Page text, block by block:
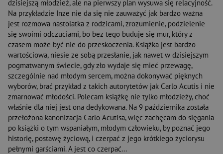
dzisiejszą młodzież, ale na pierwszy plan wysuwa się relacyjność.
Na przykładzie Inze nie da się nie zauważyć jak bardzo ważna
jest rozmowa nastolatka z rodzicami, zrozumienie, podzielenie
się swoimi odczuciami, bo bez tego buduje się mur, który z
czasem może być nie do przeskoczenia. Książka jest bardzo
wartościowa, niesie ze sobą przesłanie, jak nawet w dzisiejszym
pogmatwanym świecie, gdy zło wydaje się mieć przewagę,
szczególnie nad młodym sercem, można dokonywać pięknych
wyborów, brać przykład z takich autorytetów jak Carlo Acutis i nie
zmarnować młodości. Polecam książkę nie tylko młodzieży, choć
właśnie dla niej jest ona dedykowana. Na 9 października została
przełożona kanonizacja Carlo Acutisa, więc zachęcam do sięgania
po książki o tym wspaniałym, młodym człowieku, by poznać jego
historię, postawę życiową, i czerpać z jego krótkiego życiorysu
pełnymi garściami. A jest co czerpać...